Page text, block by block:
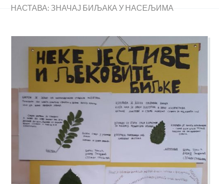
НАСТАВА: ЗНАЧАЈ БИЉАКА У НАСЕЉИМА